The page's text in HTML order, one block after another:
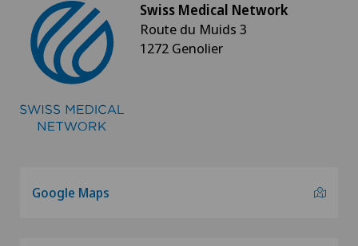
Swiss Medical Network
Route du Muids 3
1272 Genolier
Google Maps